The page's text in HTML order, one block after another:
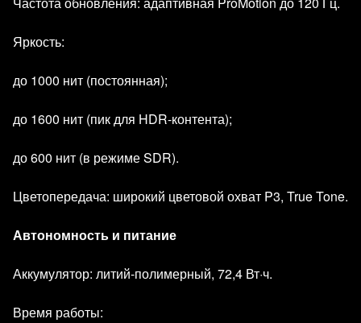
Яркость:
до 1000 нит (постоянная);
до 1600 нит (пик для HDR‑контента);
до 600 нит (в режиме SDR).
Цветопередача: широкий цветовой охват P3, True Tone.
Автономность и питание
Аккумулятор: литий‑полимерный, 72,4 Вт·ч.
Время работы: